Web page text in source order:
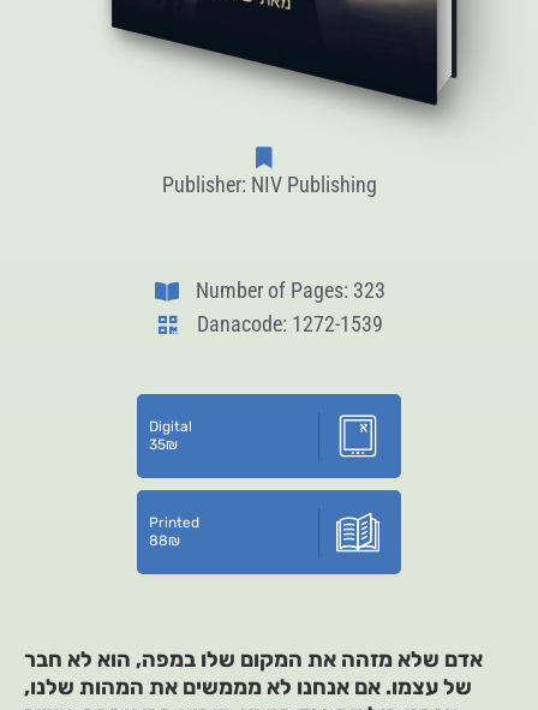
Publisher: NIV Publishing
Number of Pages: 323
Danacode: 1272-1539
Digital
35₪
Printed
88₪
אדם שלא מזהה את המקום שלו במפה, הוא לא חבר
של עצמו. אם אנחנו לא מממשים את המהות שלנו,